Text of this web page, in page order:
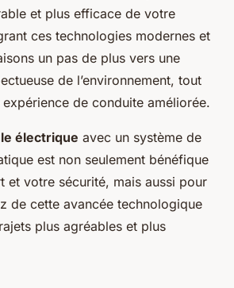
et plus efficace de votre
ces technologies modernes et
un pas de plus vers une
de l’environnement, tout
expérience de conduite améliorée.
électrique avec un système de
est non seulement bénéfique
et votre sécurité, mais aussi pour
de cette avancée technologique
plus agréables et plus